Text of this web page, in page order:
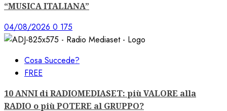
“MUSICA ITALIANA”
04/08/2026 0 175
Cosa Succede?
FREE
10 ANNI di RADIOMEDIASET: più VALORE alla
RADIO o più POTERE al GRUPPO?